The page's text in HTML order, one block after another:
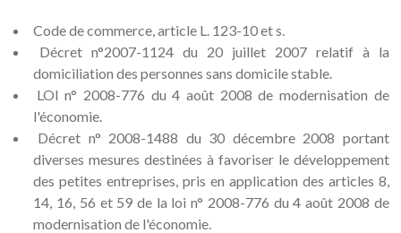
Code de commerce, article L. 123-10 et s.
Décret n°2007-1124 du 20 juillet 2007 relatif à la
domiciliation des personnes sans domicile stable.
LOI n° 2008-776 du 4 août 2008 de modernisation de
l'économie.
Décret n° 2008-1488 du 30 décembre 2008 portant
diverses mesures destinées à favoriser le développement
des petites entreprises, pris en application des articles 8,
14, 16, 56 et 59 de la loi n° 2008-776 du 4 août 2008 de
modernisation de l'économie.